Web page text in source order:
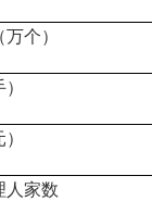
万个）
人家数